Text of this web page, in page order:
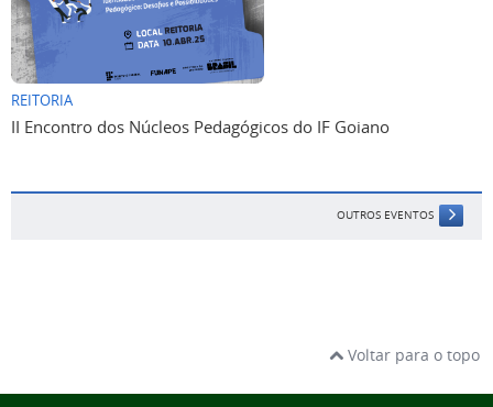
REITORIA
II Encontro dos Núcleos Pedagógicos do IF Goiano
OUTROS EVENTOS
Voltar para o topo